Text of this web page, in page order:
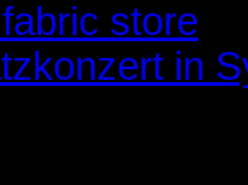
store
in